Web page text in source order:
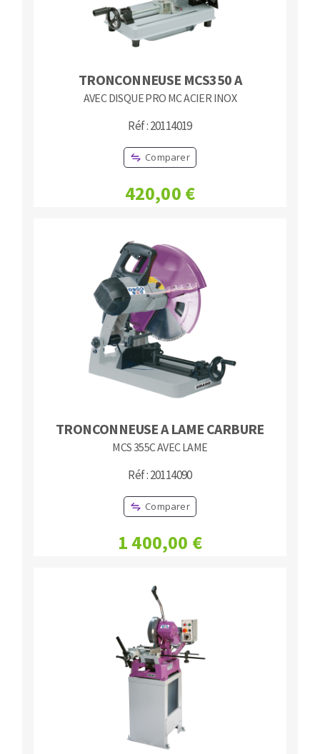
TRONCONNEUSE MCS350 A
AVEC DISQUE PRO MC ACIER INOX
Réf : 20114019
Comparer
420,00 €
TRONCONNEUSE A LAME CARBURE
MCS 355C AVEC LAME
Réf : 20114090
Comparer
1 400,00 €